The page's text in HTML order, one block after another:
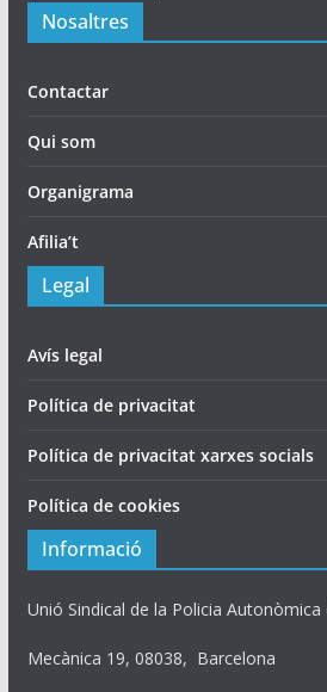
Nosaltres
Contactar
Qui som
Organigrama
Afilia’t
Legal
Avís legal
Política de privacitat
Política de privacitat xarxes socials
Política de cookies
Informació
Unió Sindical de la Policia Autonòmica
Mecànica 19, 08038, Barcelona